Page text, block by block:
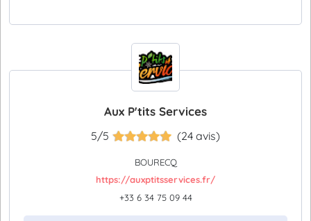
Aux P'tits Services
5/5 (24 avis)
BOURECQ
https://auxptitsservices.fr/
+33 6 34 75 09 44